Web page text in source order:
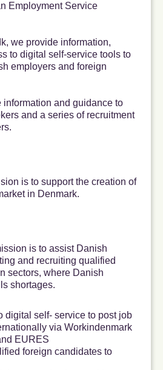
Employment Service
we provide information,
to digital self-service tools to
employers and foreign
information and guidance to
and a series of recruitment
is to support the creation of
in Denmark.
is to assist Danish
and recruiting qualified
sectors, where Danish
shortages.
digital self- service to post job
via Workindenmark
EURES
foreign candidates to